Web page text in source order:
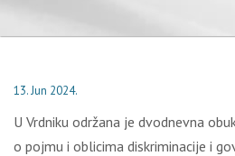
13. Jun 2024.
U Vrdniku održana je dvodnevna
o pojmu i oblicima diskriminacije i